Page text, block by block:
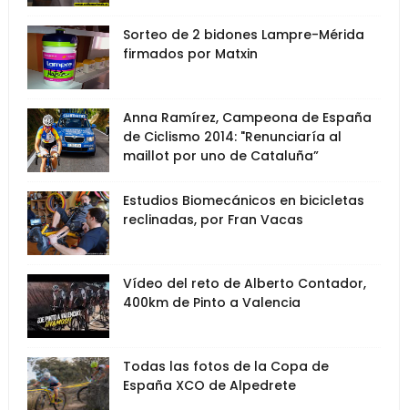
Sorteo de 2 bidones Lampre-Mérida
firmados por Matxin
Anna Ramírez, Campeona de España
de Ciclismo 2014: "Renunciaría al
maillot por uno de Cataluña”
Estudios Biomecánicos en bicicletas
reclinadas, por Fran Vacas
Vídeo del reto de Alberto Contador,
400km de Pinto a Valencia
Todas las fotos de la Copa de
España XCO de Alpedrete